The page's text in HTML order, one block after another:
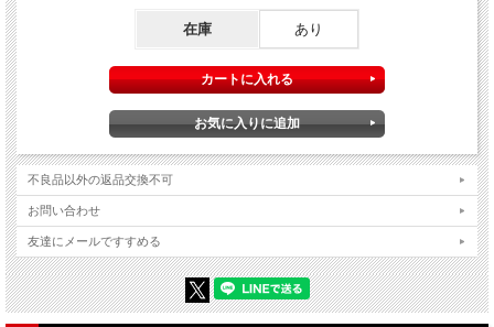
在庫 あり
不良品以外の返品交換不可
お問い合わせ
友達にメールですすめる